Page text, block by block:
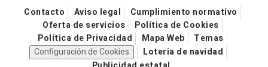
Contacto Aviso legal
Cumplimiento normativo
Oferta de servicios
Política de Cookies
Política de Privacidad
Mapa Web
Temas
Configuración de Cookies
Loteria de navidad